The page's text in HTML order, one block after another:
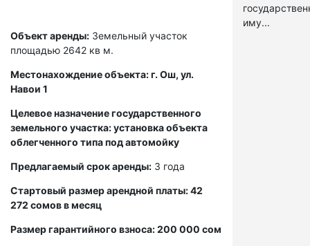
Объект аренды: Земельный участок
площадью 2642 кв м.
Местонахождение объекта: г. Ош, ул.
Навои 1
Целевое назначение государственного
земельного участка: установка объекта
облегченного типа под автомойку
Предлагаемый срок аренды: 3 года
Стартовый размер арендной платы: 42
272 сомов в месяц
Размер гарантийного взноса: 200 000 сом
иму...